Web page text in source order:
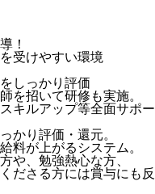
！
受けやすい環境
しっかり評価
を招いて研修も実施。
キルアップ等全面サポー
かり評価・還元。
料が上がるシステム。
や、勉強熱心な方、
ださる方には賞与にも反